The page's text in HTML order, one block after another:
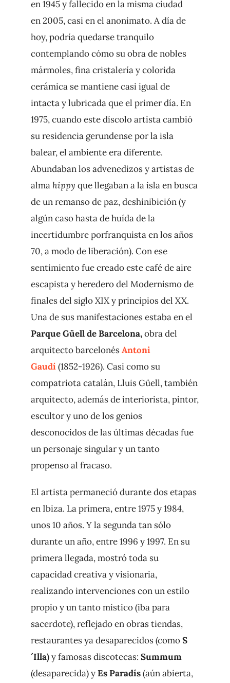
en 1945 y fallecido en la misma ciudad
en 2005, casi en el anonimato. A día de
hoy, podría quedarse tranquilo
contemplando cómo su obra de nobles
mármoles, fina cristalería y colorida
cerámica se mantiene casi igual de
intacta y lubricada que el primer día. En
1975, cuando este díscolo artista cambió
su residencia gerundense por la isla
balear, el ambiente era diferente.
Abundaban los advenedizos y artistas de
alma hippy que llegaban a la isla en busca
de un remanso de paz, deshinibición (y
algún caso hasta de huída de la
incertidumbre porfranquista en los años
70, a modo de liberación). Con ese
sentimiento fue creado este café de aire
escapista y heredero del Modernismo de
finales del siglo XIX y principios del XX.
Una de sus manifestaciones estaba en el
Parque Güell de Barcelona,obra del
arquitecto barcelonésAntoni
Gaudí(1852-1926). Casi como su
compatriota catalán, Lluis Güell, también
arquitecto, además de interiorista, pintor,
escultor y uno de los genios
desconocidos de las últimas décadas fue
un personaje singular y un tanto
propenso al fracaso.
El artista permaneció durante dos etapas
en Ibiza. La primera, entre 1975 y 1984,
unos 10 años. Y la segunda tan sólo
durante un año, entre 1996 y 1997. En su
primera llegada, mostró toda su
capacidad creativa y visionaria,
realizando intervenciones con un estilo
propio y un tanto místico (iba para
sacerdote), reflejado en obras tiendas,
restaurantes ya desaparecidos (comoS
´Illa)y famosas discotecas: Summum
(desaparecida) yEs Paradís(aún abierta,